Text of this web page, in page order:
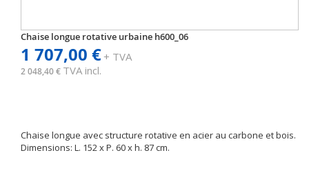
Chaise longue rotative urbaine h600_06
1 707,00 €+ TVA
2 048,40 € TVA incl.
Chaise longue avec structure rotative en acier au carbone et bois.
Dimensions: L. 152 x P. 60 x h. 87 cm.